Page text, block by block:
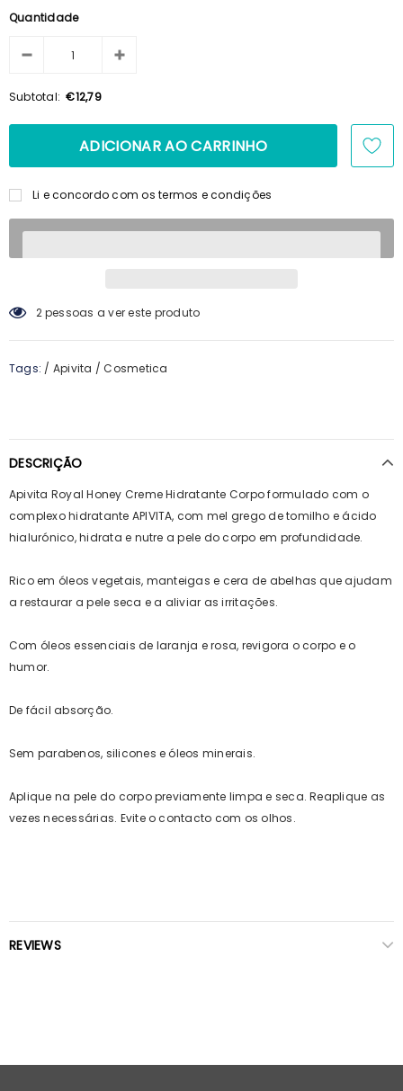
Quantidade
Subtotal: €12,79
Li e concordo com os termos e condições
2pessoas a ver este produto
Tags: / Apivita / Cosmetica
DESCRIÇÃO
Apivita Royal Honey Creme Hidratante Corpo formulado com o
complexo hidratante APIVITA, com mel grego de tomilho e ácido
hialurónico, hidrata e nutre a pele do corpo em profundidade.
Rico em óleos vegetais, manteigas e cera de abelhas que ajudam
a restaurar a pele seca e a aliviar as irritações.
Com óleos essenciais de laranja e rosa, revigora o corpo e o
humor.
De fácil absorção.
Sem parabenos, silicones e óleos minerais.
Aplique na pele do corpo previamente limpa e seca. Reaplique as
vezes necessárias. Evite o contacto com os olhos.
REVIEWS